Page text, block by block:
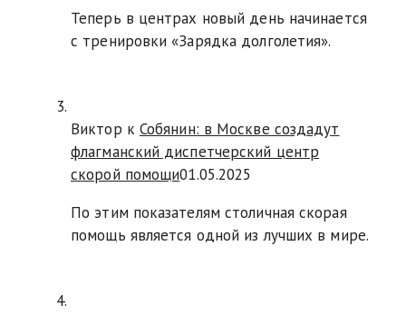
Теперь в центрах новый день начинается
с тренировки «Зарядка долголетия».
Виктор к Собянин: в Москве создадут
флагманский диспетчерский центр
скорой помощи01.05.2025
По этим показателям столичная скорая
помощь является одной из лучших в мире.